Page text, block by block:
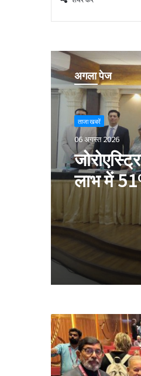
अगला पेज
ताजा खबरें
06 अगस्त 2026
लाभ में